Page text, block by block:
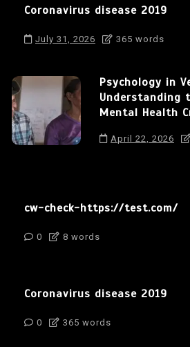
Coronavirus disease 2019
July 31, 2026 365 words
Psychology in
Understanding
Mental Health
April 22, 2026
cw-check-https://test.com/
0 8 words
Coronavirus disease 2019
0 365 words